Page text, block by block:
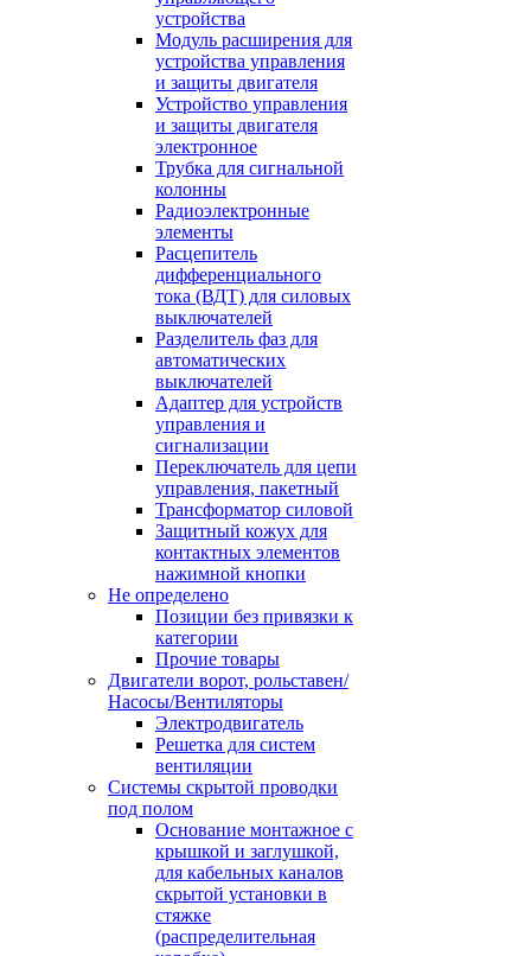
устройства
Модуль расширения для
устройства управления
и защиты двигателя
Устройство управления
и защиты двигателя
электронное
Трубка для сигнальной
колонны
Радиоэлектронные
элементы
Расцепитель
дифференциального
тока (ВДТ) для силовых
выключателей
Разделитель фаз для
автоматических
выключателей
Адаптер для устройств
управления и
сигнализации
Переключатель для цепи
управления, пакетный
Трансформатор силовой
Защитный кожух для
контактных элементов
нажимной кнопки
Не определено
Позиции без привязки к
категории
Прочие товары
Двигатели ворот, рольставен/
Насосы/Вентиляторы
Электродвигатель
Решетка для систем
вентиляции
Системы скрытой проводки
под полом
Основание монтажное с
крышкой и заглушкой,
для кабельных каналов
скрытой установки в
стяжке
(распределительная